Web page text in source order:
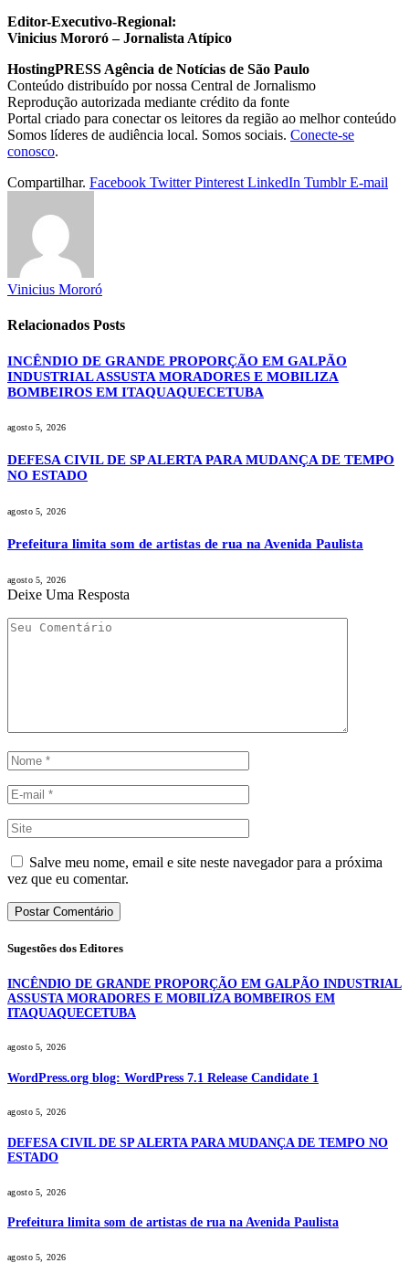
Editor-Executivo-Regional:
Vinicius Mororó – Jornalista Atípico
HostingPRESS Agência de Notícias de São Paulo
Conteúdo distribuído por nossa Central de Jornalismo
Reprodução autorizada mediante crédito da fonte
Portal criado para conectar os leitores da região ao melhor conteúdo
Somos líderes de audiência local. Somos sociais. Conecte-se
conosco.
Compartilhar. Facebook Twitter Pinterest LinkedIn Tumblr E-mail
Vinicius Mororó
Relacionados Posts
INCÊNDIO DE GRANDE PROPORÇÃO EM GALPÃO
INDUSTRIAL ASSUSTA MORADORES E MOBILIZA
BOMBEIROS EM ITAQUAQUECETUBA
agosto 5, 2026
DEFESA CIVIL DE SP ALERTA PARA MUDANÇA DE TEMPO
NO ESTADO
agosto 5, 2026
Prefeitura limita som de artistas de rua na Avenida Paulista
agosto 5, 2026
Deixe Uma Resposta
Salve meu nome, email e site neste navegador para a próxima
vez que eu comentar.
Sugestões dos Editores
INCÊNDIO DE GRANDE PROPORÇÃO EM GALPÃO INDUSTRIAL
ASSUSTA MORADORES E MOBILIZA BOMBEIROS EM
ITAQUAQUECETUBA
agosto 5, 2026
WordPress.org blog: WordPress 7.1 Release Candidate 1
agosto 5, 2026
DEFESA CIVIL DE SP ALERTA PARA MUDANÇA DE TEMPO NO
ESTADO
agosto 5, 2026
Prefeitura limita som de artistas de rua na Avenida Paulista
agosto 5, 2026